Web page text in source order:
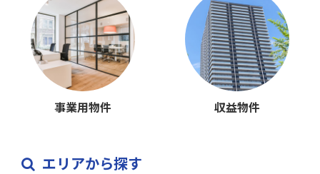
事業用物件 収益物件
エリアから探す